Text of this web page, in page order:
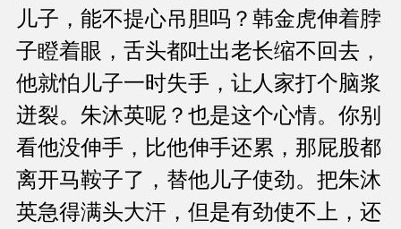
儿子，能不提心吊胆吗？韩金虎伸着脖
子瞪着眼，舌头都吐出老长缩不回去，
他就怕儿子一时失手，让人家打个脑浆
迸裂。朱沐英呢？也是这个心情。你别
看他没伸手，比他伸手还累，那屁股都
离开马鞍子了，替他儿子使劲。把朱沐
英急得满头大汗，但是有劲使不上，还